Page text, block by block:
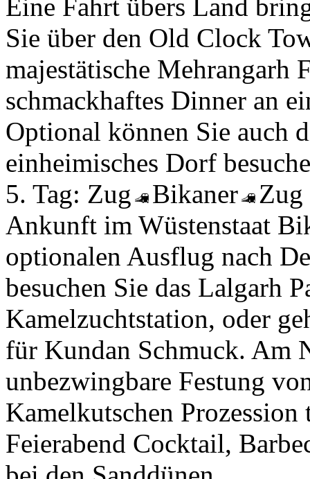
Eine Fahrt übers Land
Sie über den Old Clock
majestätische Mehrangarh
schmackhaftes Dinner an
Optional können Sie auch
einheimisches Dorf
5. Tag: Zug Bikaner
Zug
Ankunft im Wüstenstaat
optionalen Ausflug nach
besuchen Sie das Lalgarh
Kamelzuchtstation, oder
für Kundan Schmuck. Am
unbezwingbare Festung
Kamelkutschen
Feierabend Cocktail,